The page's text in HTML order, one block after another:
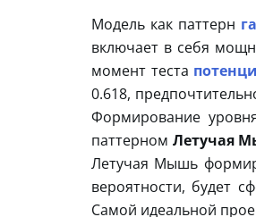
Модель как паттерн
включает в себя
момент теста
0.618,
Формирование
паттерном Летучая
Летучая Мышь
вероятности, будет
Самой идеальной